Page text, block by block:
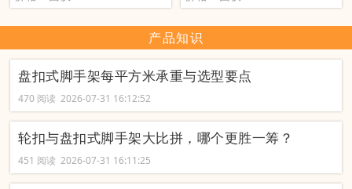
产品知识
盘扣式脚手架每平方米承重与选型要点
470 阅读 2026-07-31 16:12:52
轮扣与盘扣式脚手架大比拼，哪个更胜一筹？
451 阅读 2026-07-31 16:11:25